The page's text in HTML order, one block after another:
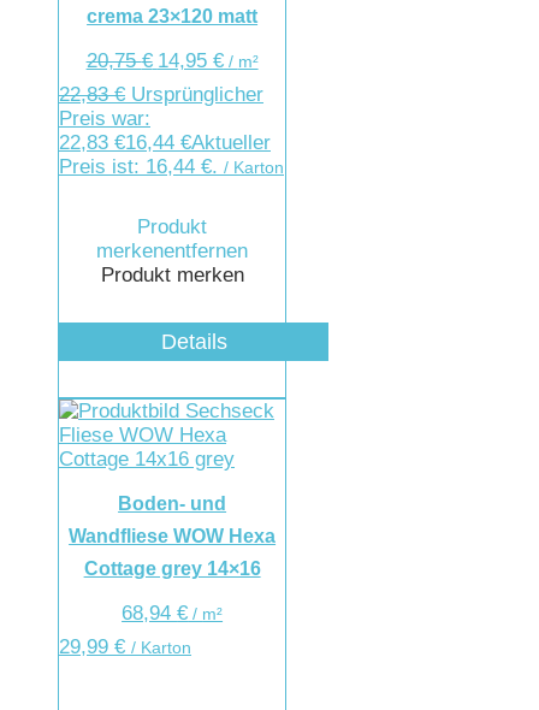
crema 23×120 matt
20,75€ 14,95 €/ m²
22,83€ Ursprünglicher
Preis war:
22,83 €16,44 €Aktueller
Preis ist: 16,44 €. / Karton
Produkt
merkenentfernen
Produkt merken
Details
Boden- und
Wandfliese WOW Hexa
Cottage grey 14×16
68,94€ / m²
29,99 € / Karton